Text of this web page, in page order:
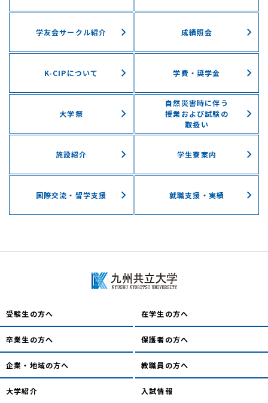
学友会サークル紹介 成績照会
K-CIPについて 学費・奨学⾦
⼤学祭
自然災害時に伴う
授業および試験の
取扱い
施設紹介 学⽣寮案内
国際交流・留学⽀援 就職支援・実績
受験生の方へ 在学生の方へ
卒業生の方へ 保護者の方へ
企業・地域の方へ 教職員の方へ
大学紹介 入試情報